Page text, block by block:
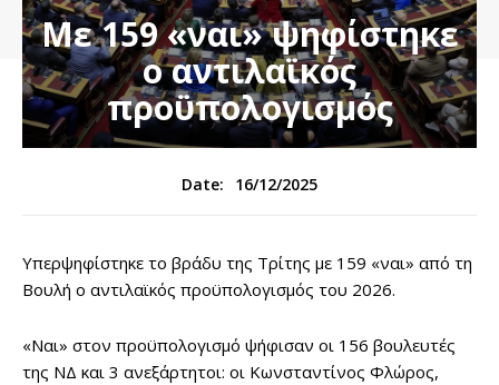
Με 159 «ναι» ψηφίστηκε
ο αντιλαϊκός
προϋπολογισμός
Date: 16/12/2025
Υπερψηφίστηκε το βράδυ της Τρίτης με 159 «ναι» από τη
Βουλή ο αντιλαϊκός προϋπολογισμός του 2026.
«Ναι» στον προϋπολογισμό ψήφισαν οι 156 βουλευτές
της ΝΔ και 3 ανεξάρτητοι: οι Κωνσταντίνος Φλώρος,